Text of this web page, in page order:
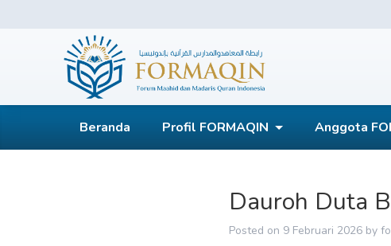
FORMAQIN
Beranda
Profil FORMAQIN Anggota
Dauroh Duta
Posted on 9 Februari 2026 by